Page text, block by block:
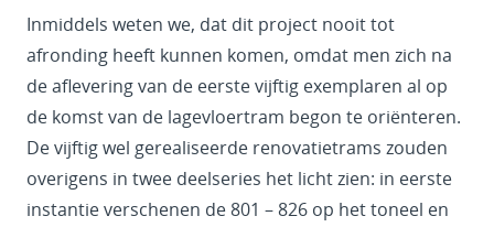
Inmiddels weten we, dat dit project nooit tot
afronding heeft kunnen komen, omdat men zich na
de aflevering van de eerste vijftig exemplaren al op
de komst van de lagevloertram begon te oriënteren.
De vijftig wel gerealiseerde renovatietrams zouden
overigens in twee deelseries het licht zien: in eerste
instantie verschenen de 801 – 826 op het toneel en